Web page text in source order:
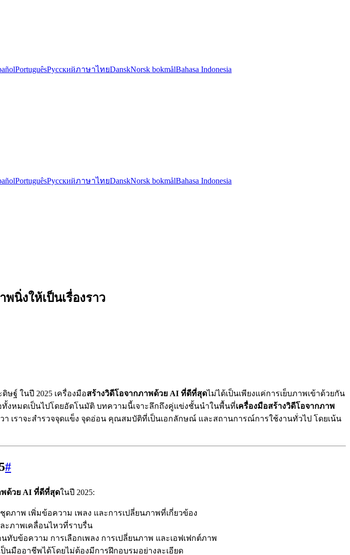
PortuguêsРусскийภาษาไทยDanskNorsk bokmålBahasa Indonesia
PortuguêsРусскийภาษาไทยDanskNorsk bokmålBahasa Indonesia
นิ่งให้เป็นเรื่องราว
ฐ์ ในปี 2025 เครื่องมือสร้างวิดีโอจากภาพด้วย AI ที่ดีที่สุดไม่ได้เป็นเพียงแค่การเย็บภาพเข้าด้วยกัน
ทั้งหมดเป็นไปโดยอัตโนมัติ บทความนี้เจาะลึกถึงคู่แข่งชั้นนำในพื้นที่เครื่องมือสร้างวิดีโอจากภาพ
เราจะสำรวจจุดแข็ง จุดอ่อน คุณสมบัติที่เป็นเอกลักษณ์ และสถานการณ์การใช้งานทั่วไป โดยเน้น
#
พด้วย AI ที่ดีที่สุดในปี 2025:
ภาพ เพิ่มข้อความ เพลง และการเปลี่ยนภาพที่เกี่ยวข้อง
ะภาพเคลื่อนไหวที่ราบรื่น
บข้อความ การเลือกเพลง การเปลี่ยนภาพ และเอฟเฟกต์ภาพ
นมืออาชีพได้โดยไม่ต้องมีการฝึกอบรมอย่างละเอียด